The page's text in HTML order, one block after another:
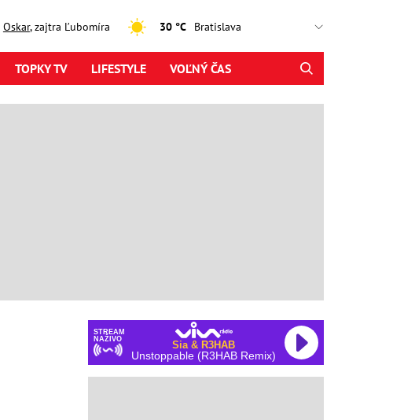
Oskar, zajtra Ľubomíra 30 °C
TOPKY TV LIFESTYLE VOĽNÝ ČAS
STREAM
NAŽIVO
Sia & R3HAB
Unstoppable (R3HAB Remix)